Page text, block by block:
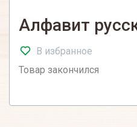
Алфавит
В избранное
Товар закончился